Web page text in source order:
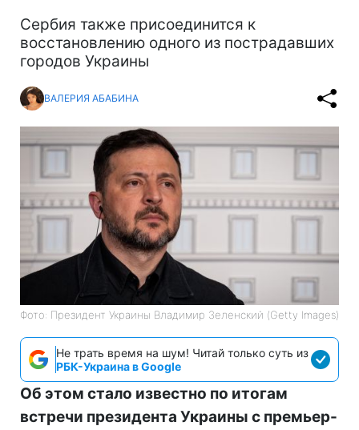
Сербия также присоединится к
восстановлению одного из пострадавших
городов Украины
ВАЛЕРИЯ АБАБИНА
Фото: Президент Украины Владимир Зеленский (Getty Images)
Не трать время на шум! Читай только суть из
РБК-Украина в Google
Об этом стало известно по итогам
встречи президента Украины с премьер-